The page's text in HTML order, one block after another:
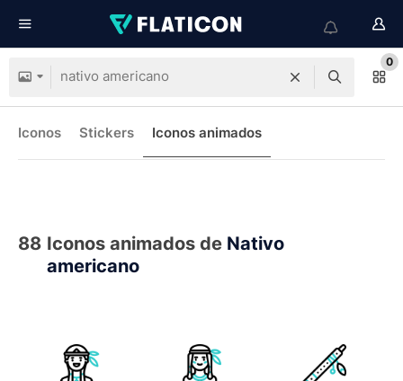
0
Iconos Stickers Iconos animados
88 Iconos animados de Nativo
americano